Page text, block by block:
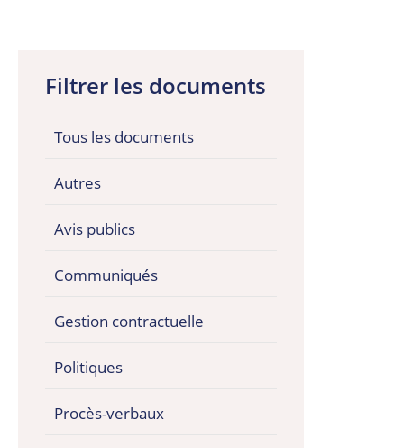
Filtrer les documents
Tous les documents
Autres
Avis publics
Communiqués
Gestion contractuelle
Politiques
Procès-verbaux